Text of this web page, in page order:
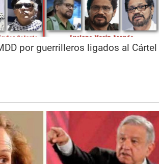
por guerrilleros ligados al Cártel